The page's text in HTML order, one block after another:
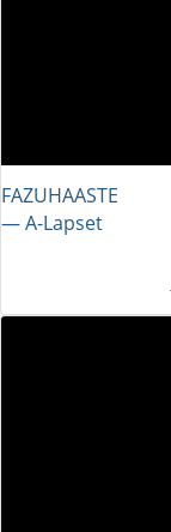
FAZUHAASTE
― A-Lapset